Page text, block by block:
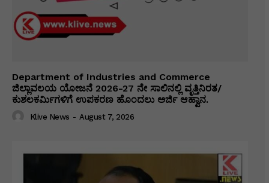
Department of Industries and Commerce
ಜಿಲ್ಲಾವಲಯ ಯೋಜನೆ 2026-27 ನೇ ಸಾಲಿನಲ್ಲಿ ವೃತ್ತಿನಿರತ/
ಕುಶಲಕರ್ಮಿಗಳಿಗೆ ಉಪಕರಣ ಹೊಂದಲು ಅರ್ಜಿ ಆಹ್ವಾನ.
Klive News - August 7, 2026